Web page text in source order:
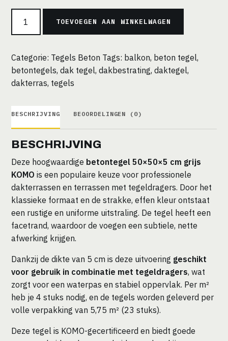
50x50x5
antraciet
KOMO
Tegeldragers
aantal
TOEVOEGEN AAN WINKELWAGEN
Categorie: Tegels Beton Tags: balkon, beton tegel,
betontegels,dak tegel,dakbestrating,daktegel,
dakterras, tegels
BESCHRIJVING BEOORDELINGEN (0)
BESCHRIJVING
Deze hoogwaardige betontegel 50×50×5 cm grijs
KOMO is een populaire keuze voor professionele
dakterrassen en terrassen met tegeldragers. Door het
klassieke formaat en de strakke, effen kleur ontstaat
een rustige en uniforme uitstraling. De tegel heeft een
facetrand, waardoor de voegen een subtiele, nette
afwerking krijgen.
Dankzij de dikte van 5 cm is deze uitvoering geschikt
voor gebruik in combinatie met tegeldragers, wat
zorgt voor een waterpas en stabiel oppervlak. Per m²
heb je 4 stuks nodig, en de tegels worden geleverd per
volle verpakking van 5,75 m² (23 stuks).
Deze tegel is KOMO-gecertificeerd en biedt goede